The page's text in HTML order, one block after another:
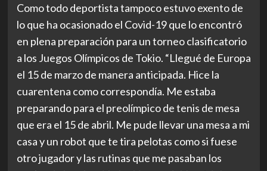
Como todo deportista tampoco estuvo exento de
lo que ha ocasionado el Covid-19 que lo encontró
en plena preparación para un torneo clasificatorio
a los Juegos Olímpicos de Tokio. “Llegué de Europa
el 15 de marzo de manera anticipada. Hice la
cuarentena como correspondía. Me estaba
preparando para el preolímpico de tenis de mesa
que era el 15 de abril. Me pude llevar una mesa a mi
casa y un robot que te tira pelotas como si fuese
otro jugador y las rutinas que me pasaban los